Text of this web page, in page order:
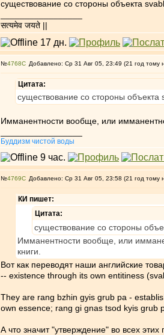
существование со стороны объекта
सत्यमेव जयते ||
№4768 Добавлено: Ср 31 Авг 05, 23:49 (21 год тому
Цитата:
существование со стороны
Имманентности вообще, или
Буддизм чистой воды
№4769 Добавлено: Ср 31 Авг 05, 23:58 (21 год тому
КИ пишет:
Цитата:
существование со стороны
Имманентности вообще, или
книги.
Вот как переводят наши английские
-- existence through its own entitiness
They are rang bzhin gyis grub pa -
own essence; rang gi gnas tsod kyis grub
А что значит "утверждение" во всех